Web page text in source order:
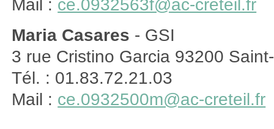
Mail : ce.0932563f@ac-creteil.fr
Maria Casares - GSI
3 rue Cristino Garcia 93200
Tél. : 01.83.72.21.03
Mail : ce.0932500m@ac-creteil.fr